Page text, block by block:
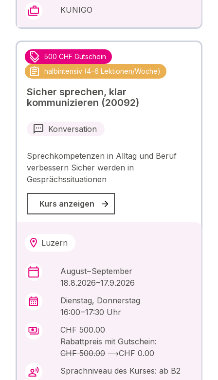
KUNIGO
500 CHF Gutschein
halbintensiv (4–6 Lektionen/Woche)
Sicher sprechen, klar
kommunizieren (20092)
Konversation
Sprechkompetenzen in Alltag und Beruf
verbessern Sicher werden in
Gesprächssituationen
Kurs anzeigen
Luzern
August – September
18.8.2026 –17.9.2026
Dienstag, Donnerstag
16:00 – 17:30 Uhr
CHF 500.00
Rabattpreis mit Gutschein:
CHF 500.00⟶CHF 0.00
Sprachniveau des Kurses: ab B2